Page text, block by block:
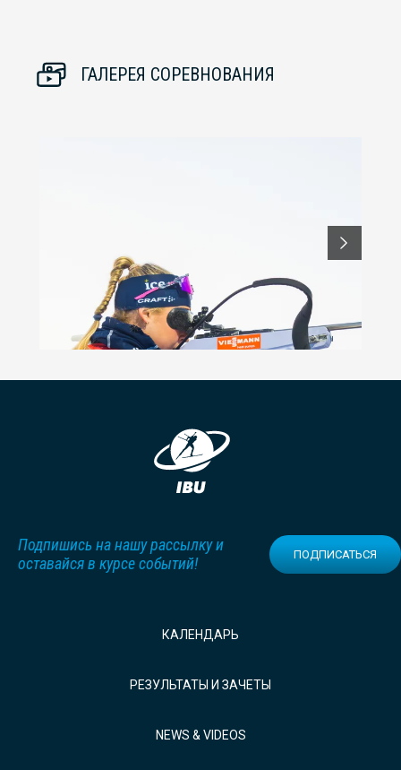
ГАЛЕРЕЯ СОРЕВНОВАНИЯ
Подпишись на нашу рассылку и
оставайся в курсе событий!
ПОДПИСАТЬСЯ
КАЛЕНДАРЬ
РЕЗУЛЬТАТЫ И ЗАЧЕТЫ
NEWS & VIDEOS